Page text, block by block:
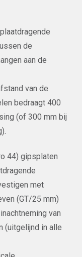
de
aan de
van de
bedraagt 400
(of 300 mm bij
44) gipsplaten
met
(GT/25 mm)
van
(uitgelijnd in alle